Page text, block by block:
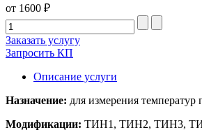
от 1600 ₽
Заказать услугу
Запросить КП
Описание услуги
Назначение: для измерения
Модификации: ТИН1, ТИН2, ТИН3,